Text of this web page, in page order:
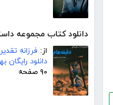
دانلود کتاب مجموعه
از: فرزانه
دانلود
۹۰ صفحه